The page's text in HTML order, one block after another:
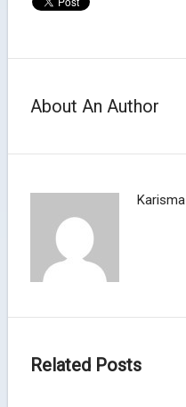
About An Author
Karisma
Related Posts